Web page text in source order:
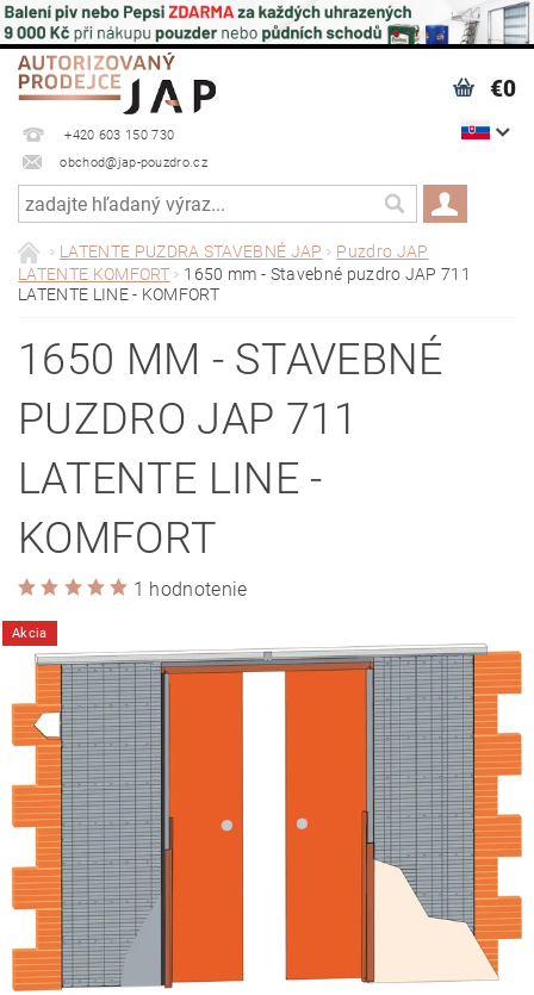
+420 603 150 730
obchod@jap-pouzdro.cz
€0
LATENTE PUZDRA STAVEBNÉ JAP
Puzdro JAP
LATENTE KOMFORT
1650 mm - Stavebné puzdro JAP 711
LATENTE LINE - KOMFORT
1650 MM - STAVEBNÉ
PUZDRO JAP 711
LATENTE LINE -
KOMFORT
1 hodnotenie
Akcia